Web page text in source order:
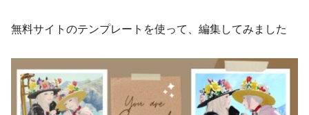
無料サイトのテンプレートを使って、編集してみました